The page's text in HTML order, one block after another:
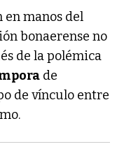
en manos del
bonaerense no
de la polémica
de
de vínculo entre